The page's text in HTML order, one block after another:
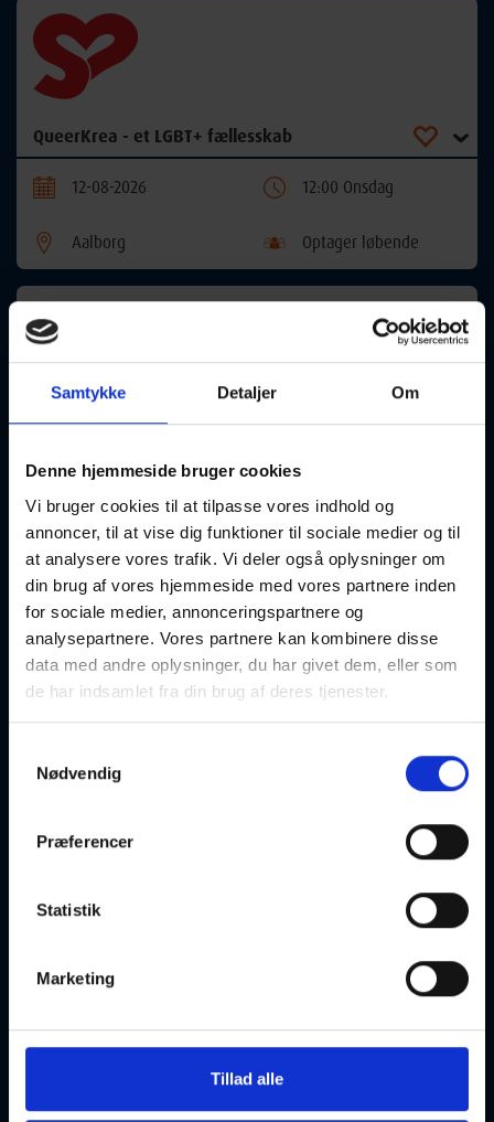
Samtykke Detaljer Om
Denne hjemmeside bruger cookies
Vi bruger cookies til at tilpasse vores indhold og
annoncer, til at vise dig funktioner til sociale medier og til
at analysere vores trafik. Vi deler også oplysninger om
din brug af vores hjemmeside med vores partnere inden
for sociale medier, annonceringspartnere og
analysepartnere. Vores partnere kan kombinere disse
data med andre oplysninger, du har givet dem, eller som
de har indsamlet fra din brug af deres tjenester.
Nødvendig
Præferencer
Statistik
Marketing
Tillad alle
QueerKrea - et LGBT+ fællesskab
12-08-2026 12:00 Onsdag
Aalborg Optager løbende
Qigong: De 18 Harmonier 63480
Optager løbende
Qi Gong
Optager løbende
31-08-2026 17:00 Mandag